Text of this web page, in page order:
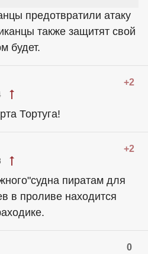
предотвратили атаку
также защитят свой
будет.
+2
Тортуга!
+2
пиратам для
в проливе находится
0